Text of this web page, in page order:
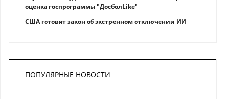
оценка госпрограммы "ДосболLike"
США готовят закон об экстренном отключении ИИ
ПОПУЛЯРНЫЕ НОВОСТИ